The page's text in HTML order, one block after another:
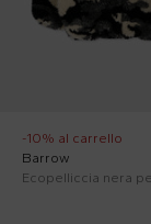
-10% al carrello
Barrow